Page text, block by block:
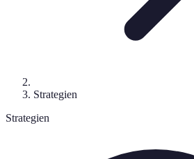
Strategien
Strategien